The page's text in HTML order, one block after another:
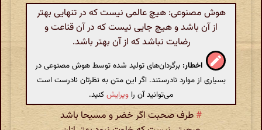
هوش مصنوعی: هیچ عالمی نیست که در تنهایی بهتر
از آن باشد و هیچ جایی نیست که در آن قناعت و
رضایت نباشد که از آن بهتر باشد.
اخطار: برگردان‌های تولید شده توسط هوش مصنوعی در
بسیاری از موارد نادرستند. اگر این متن به نظرتان نادرست است
می‌توانید آن را ویرایشکنید.
# طرف صحبت اگر خضر و مسیحا باشد